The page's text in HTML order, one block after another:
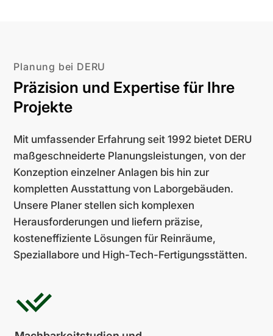
Planung bei DERU
Präzision und Expertise für Ihre
Projekte
Mit umfassender Erfahrung seit 1992 bietet DERU
maßgeschneiderte Planungsleistungen, von der
Konzeption einzelner Anlagen bis hin zur
kompletten Ausstattung von Laborgebäuden.
Unsere Planer stellen sich komplexen
Herausforderungen und liefern präzise,
kosteneffiziente Lösungen für Reinräume,
Speziallabore und High-Tech-Fertigungsstätten.